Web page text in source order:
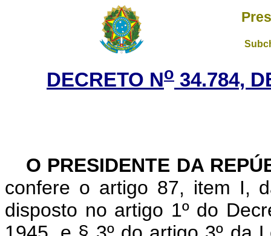
DECRETO No 34.784,
O PRESIDENTE DA
confere o artigo 87, item I,
disposto no artigo 1º do